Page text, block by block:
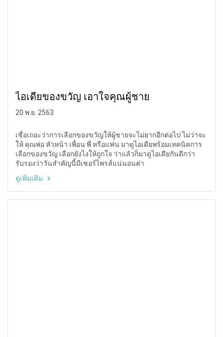
ไอเดียของขวัญ เอาใจคุณผู้ชาย
20 พ.ย. 2563
เชื่อเถอะว่าการเลือกของขวัญให้ผู้ชายจะไม่ยากอีกต่อไป ไม่ว่าจะ
ให้ คุณพ่อ หัวหน้า เพื่อน พี่ หรือแฟน มาดูไอเดียพร้อมเทคนิคการ
เลือกของขวัญ เลือกยังไงให้ถูกใจ ว่าแล้วก็มาดูไอเดียกันดีกว่า
รับรองว่าวันสำคัญนี้มีเซอร์ไพรส์แน่นอนค่า
ดูเพิ่มเติม